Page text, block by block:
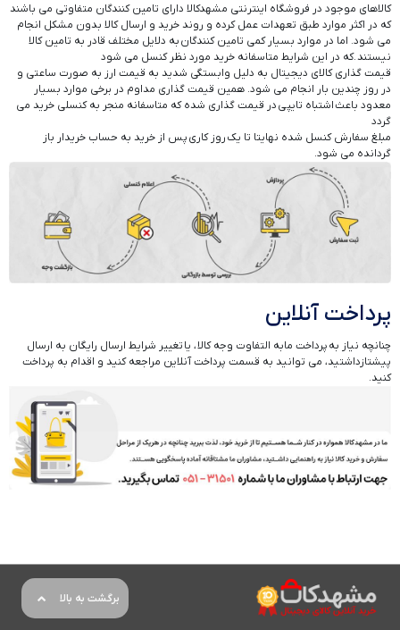
کالاهای موجود در فروشگاه اینترنتی مشهدکالا دارای تامین کنندگان متفاوتی می باشند
که در اکثر موارد طبق تعهدات عمل کرده و روند خرید و ارسال کالا بدون مشکل انجام
می شود. اما در موارد بسیار کمی تامین کنندگان به دلایل مختلف قادر به تامین کالا
نیستند .که در این شرایط متاسفانه خرید مورد نظر کنسل می شود
قیمت گذاری کالای دیجیتال به دلیل وابستگی شدید به قیمت ارز به صورت ساعتی و
در روز چندین بار انجام می شود. همین قیمت گذاری مداوم در برخی موارد بسیار
معدود باعث اشتباه تایپی در قیمت گذاری شده که متاسفانه منجر به کنسلی خرید می
گردد
مبلغ سفارش کنسل شده نهایتا تا یک روز کاری پس از خرید به حساب خریدار باز
گردانده می شود.
پرداخت آنلاین
چنانچه نیاز به پرداخت مابه التفاوت وجه کالا ، یا تغییر شرایط ارسال رایگان به ارسال
پیشتازداشتید، می توانید به قسمت پرداخت آنلاین مراجعه کنید و اقدام به پرداخت
کنید.
برگشت به بالا